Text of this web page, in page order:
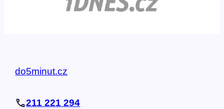
do5minut.cz
211 221 294